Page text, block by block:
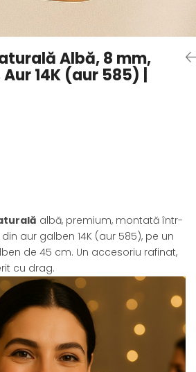
Albă, 8 mm,
14K (aur 585) |
albă, premium, montată într-
aur galben 14K (aur 585), pe un
de 45 cm. Un accesoriu rafinat,
cu drag.